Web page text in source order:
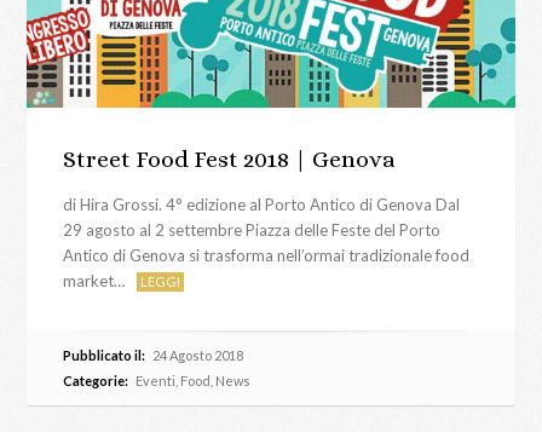
Street Food Fest 2018 | Genova
di Hira Grossi. 4° edizione al Porto Antico di Genova Dal
29 agosto al 2 settembre Piazza delle Feste del Porto
Antico di Genova si trasforma nell’ormai tradizionale food
market…
LEGGI
Pubblicato il: 24 Agosto 2018
Categorie: Eventi Food News